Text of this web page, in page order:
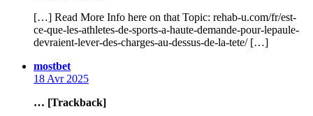
[…] Read More Info here on that Topic: rehab-u.com/fr/est-
ce-que-les-athletes-de-sports-a-haute-demande-pour-lepaule-
devraient-lever-des-charges-au-dessus-de-la-tete/ […]
mostbetsays:
18 Avr 2025
… [Trackback]